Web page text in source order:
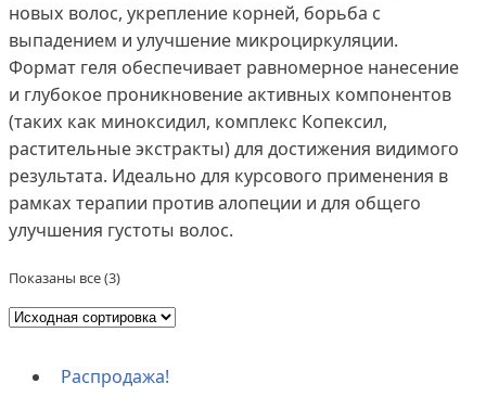
новых волос, укрепление корней, борьба с
выпадением и улучшение микроциркуляции.
Формат геля обеспечивает равномерное нанесение
и глубокое проникновение активных компонентов
(таких как миноксидил, комплекс Копексил,
растительные экстракты) для достижения видимого
результата. Идеально для курсового применения в
рамках терапии против алопеции и для общего
улучшения густоты волос.
Показаны все (3)
Распродажа!